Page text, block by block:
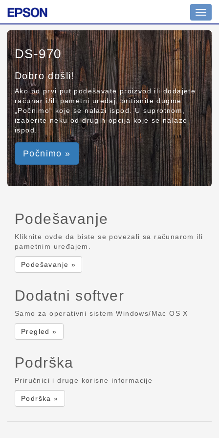
DS-970
Dobro došli!
Ako po prvi put podešavate proizvod ili dodajete
računar i/ili pametni uređaj, pritisnite dugme
„Počnimo“ koje se nalazi ispod. U suprotnom,
izaberite neku od drugih opcija koje se nalaze
ispod.
Počnimo »
Podešavanje
Kliknite ovde da biste se povezali sa računarom ili
pametnim uređajem.
Podešavanje »
Dodatni softver
Samo za operativni sistem Windows/Mac OS X
Pregled »
Podrška
Priručnici i druge korisne informacije
Podrška »